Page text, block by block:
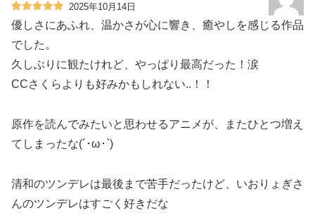
2025年10月14日
優しさにあふれ、温かさが心に響き、癒やしを感じる作品
でした。
久しぶりに観たけれど、やっぱり最高だった！涙
CCさくらよりも好みかもしれない..！！
原作を読んでみたいと思わせるアニメが、またひとつ増え
てしまったな(´･ω･`)
清和のツンデレは最後まで苦手だったけど、いおりょぎさ
んのツンデレはすごく好きだな